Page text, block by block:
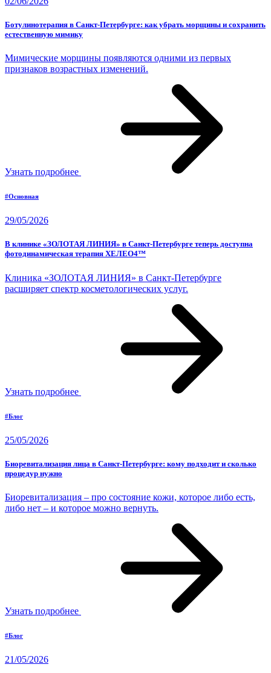
Ботулинотерапия в Санкт-Петербурге: как убрать морщины и сохранить
естественную мимику
Мимические морщины появляются одними из первых
признаков возрастных изменений.
Узнать подробнее
#Основная
29/05/2026
В клинике «ЗОЛОТАЯ ЛИНИЯ» в Санкт-Петербурге теперь доступна
фотодинамическая терапия ХЕЛЕО4™
Клиника «ЗОЛОТАЯ ЛИНИЯ» в Санкт-Петербурге
расширяет спектр косметологических услуг.
Узнать подробнее
#Блог
25/05/2026
Биоревитализация лица в Санкт-Петербурге: кому подходит и сколько
процедур нужно
Биоревитализация – про состояние кожи, которое либо есть,
либо нет – и которое можно вернуть.
Узнать подробнее
#Блог
21/05/2026